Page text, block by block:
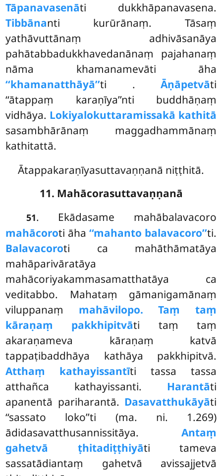
Tāpanavasenāti dukkhāpanavasena.
Tibbānanti kurūrānaṃ. Tāsaṃ
yathāvuttānaṃ adhivāsanāya
pahātabbadukkhavedanānaṃ pajahanaṃ
nāma khamanamevāti āha
‘‘khamanatthāyā’’ti . Āṇāpetvāti
‘‘ātappaṃ karaṇīya’’nti buddhāṇaṃ
vidhāya. Lokiyalokuttaramissakā kathitā
sasambhārānaṃ maggadhammānaṃ
kathitattā.
Ātappakaraṇīyasuttavaṇṇanā niṭṭhitā.
11. Mahācorasuttavaṇṇanā
51. Ekādasame mahābalavacoro
mahācoroti āha ‘‘mahanto balavacoro’’ti.
Balavacoroti ca mahāthāmatāya
mahāparivāratāya
mahācoriyakammasamatthatāya ca
veditabbo. Mahataṃ gāmanigamānaṃ
viluppanaṃ mahāvilopo. Taṃ taṃ
kāraṇaṃ pakkhipitvāti taṃ taṃ
akaraṇameva kāraṇaṃ katvā
tappaṭibaddhāya kathāya pakkhipitvā.
Atthaṃ kathayissantīti tassa tassa
atthañca kathayissanti. Harantāti
apanentā pariharantā. Dasavatthukāyāti
‘‘sassato loko’’ti (ma. ni. 1.269)
ādidasavatthusannissitāya. Antaṃ
gahetvā ṭhitadiṭṭhiyāti tameva
sassatādiantaṃ gahetvā avissajjetvā